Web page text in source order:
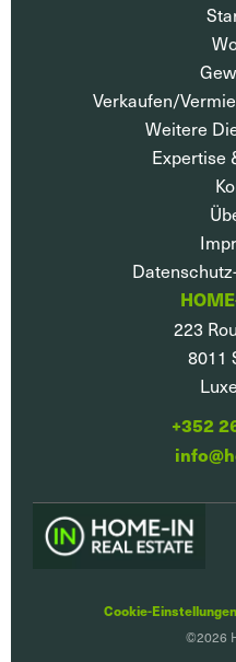
Verkaufen/
Weitere
Expertise
223
8011
+352
Cookie-
©2026